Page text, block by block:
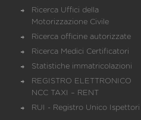
Ricerca Uffici della
Motorizzazione Civile
Ricerca officine autorizzate
Ricerca Medici Certificatori
Statistiche immatricolazioni
REGISTRO ELETTRONICO
NCC TAXI – RENT
RUI - Registro Unico Ispettori